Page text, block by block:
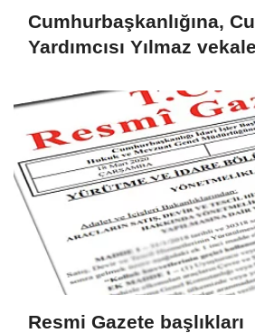
Cumhurbaşkanlığına,
Yardımcısı Yılmaz
Resmi Gazete başlıkları